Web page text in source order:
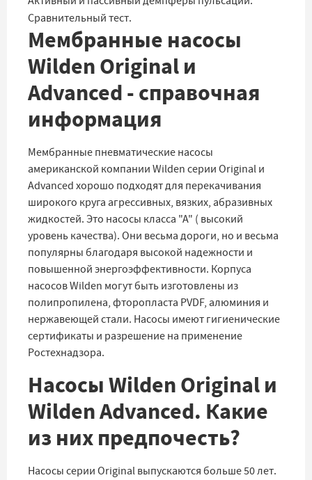
Сравнительный тест.
Мембранные насосы
Wilden Original и
Advanced - справочная
информация
Мембранные пневматические насосы
американской компании Wilden серии Original и
Advanced хорошо подходят для перекачивания
широкого круга агрессивных, вязких, абразивных
жидкостей. Это насосы класса "А" ( высокий
уровень качества). Они весьма дороги, но и весьма
популярны благодаря высокой надежности и
повышенной энергоэффективности. Корпуса
насосов Wilden могут быть изготовлены из
полипропилена, фторопласта PVDF, алюминия и
нержавеющей стали. Насосы имеют гигиенические
сертификаты и разрешение на применение
Ростехнадзора.
Насосы Wilden Original и
Wilden Advanced. Какие
из них предпочесть?
Насосы серии Original выпускаются больше 50 лет.